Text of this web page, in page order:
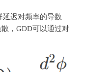
延迟对频率的导数
，GDD可以通过对